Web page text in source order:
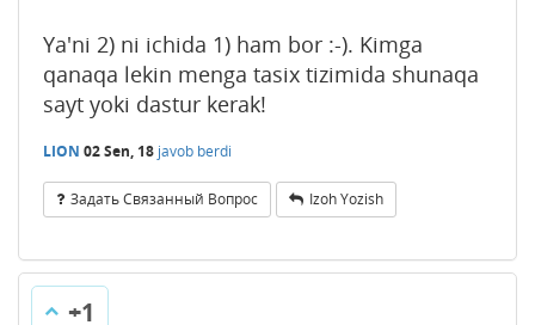
Ya'ni 2) ni ichida 1) ham bor :-). Kimga
qanaqa lekin menga tasix tizimida shunaqa
sayt yoki dastur kerak!
LION 02 Sen, 18 javob berdi
Задать Связанный Вопрос Izoh Yozish
+1